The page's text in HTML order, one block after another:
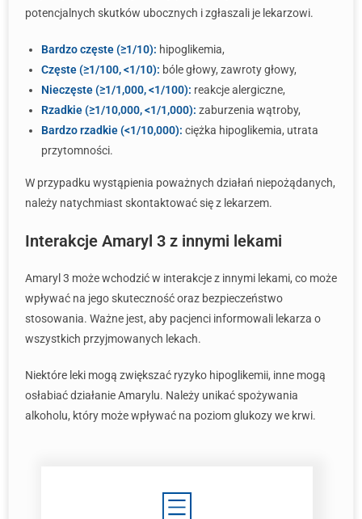
potencjalnych skutków ubocznych i zgłaszali je lekarzowi.
Bardzo częste (≥1/10): hipoglikemia,
Częste (≥1/100, <1/10): bóle głowy, zawroty głowy,
Nieczęste (≥1/1,000, <1/100): reakcje alergiczne,
Rzadkie (≥1/10,000, <1/1,000): zaburzenia wątroby,
Bardzo rzadkie (<1/10,000): ciężka hipoglikemia, utrata
przytomności.
W przypadku wystąpienia poważnych działań niepożądanych,
należy natychmiast skontaktować się z lekarzem.
Interakcje Amaryl 3 z innymi lekami
Amaryl 3 może wchodzić w interakcje z innymi lekami, co może
wpływać na jego skuteczność oraz bezpieczeństwo
stosowania. Ważne jest, aby pacjenci informowali lekarza o
wszystkich przyjmowanych lekach.
Niektóre leki mogą zwiększać ryzyko hipoglikemii, inne mogą
osłabiać działanie Amarylu. Należy unikać spożywania
alkoholu, który może wpływać na poziom glukozy we krwi.